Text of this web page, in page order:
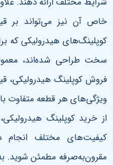
خاص آن نیز می‌تواند بر
کوپلینگ‌های هیدرولیکی که
سخت طراحی شده‌اند، معمولاً
فروش کوپلینگ هیدرولیکی،
ویژگی‌های هر قطعه متفاوت
از خرید کوپلینگ
کیفیت‌های مختلف انجام
مقرون‌به‌صرفه مطمئن شوید.